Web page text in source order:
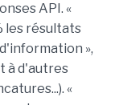
API. «
les résultats
»,
à d'autres
«